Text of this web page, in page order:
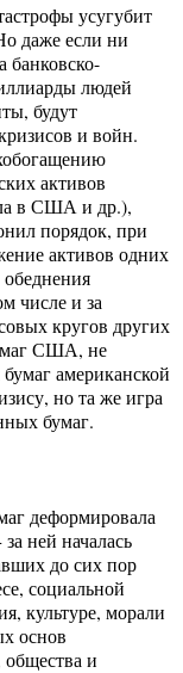
усугубит
даже если ни
банковско-
людей
будут
и войн.
активов
в США и др.),
порядок, при
активов одних
числе и за
кругов других
США, не
американской
но та же игра
бумаг.
деформировала
ней началась
до сих пор
социальной
культуре, морали
основ
и